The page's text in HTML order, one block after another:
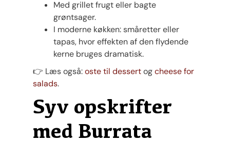
Med grillet frugt eller bagte
grøntsager.
I moderne køkken: småretter eller
tapas, hvor effekten af den flydende
kerne bruges dramatisk.
👉 Læs også:oste til dessertogcheese for
salads.
Syv opskrifter
med Burrata